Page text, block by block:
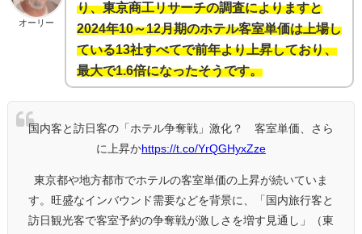
オーリー
り、東京商工リサーチの調査によりますと
2024年10～12月期のホテル客室単価は上場し
ている13社すべてで前年より上昇しており、
最大で1.6倍になったそうです。
国内客と訪日客の「ホテル争奪戦」激化？ 客室単価、さら
に上昇かhttps://t.co/YrQGHyxZze
東京都や地方都市でホテルの客室単価の上昇が続いていま
す。旺盛なインバウンド需要などを背景に、「国内旅行客と
訪日観光客で客室予約の争奪戦が激しさを増す見通し」（東